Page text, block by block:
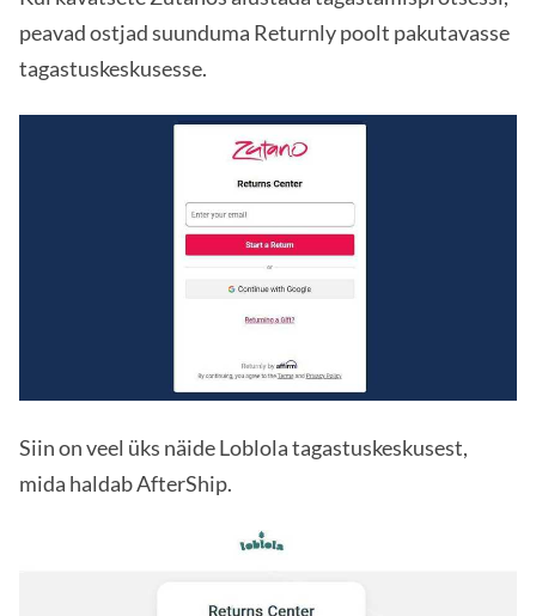
peavad ostjad suunduma Returnly poolt pakutavasse
tagastuskeskusesse.
Siin on veel üks näide Loblola tagastuskeskusest,
mida haldab AfterShip.